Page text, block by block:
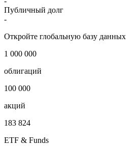
Страна регистрации
-
-
Откройте глобальную базу данных
1 000 000
облигаций
100 000
акций